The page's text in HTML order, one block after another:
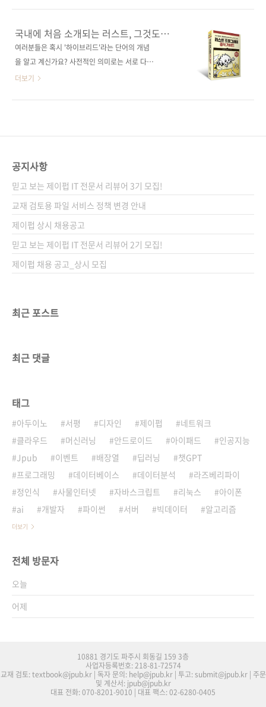
를 2018년 발표했지만, 이미 노드에 익숙해진
같습니다. 이런 상황에서 2021년 혜성처럼 등장
한 게 Bun입니다. 토막 상식: 번은 햄버거에서
볼 수 있는 둥그런 형태의 빵입니다. Bun..
국내 첫 러스트 공식 문서 도서구매 사이트(가나
다순)[교보문고] [도서11번가] [반디앤루니스]
[알라딘] [영풍문고] [예스이십사] [인터파크]
[구글북스] [리디북스] [알라딘] [예스이십사]
[인터파크] 출판사 제이펍원출판사 No Starch
국내에 처음 소개되는 러스트, 그것도
공식 가이드!
여러분들은 혹시 '하이브리드'라는 단어의 개념
을 알고 계신가요? 사전적인 의미로는 서로 다른
것의 장점을 결합하거나 부가가치를 더해 새로
(Mozilla)가 창안한 프로그래밍 언어로, 2012년
다. 원래는 C 및 C++ 등의 언어에서 발생하는 핵
심 보안 결함인 메모리 관련 버그를 방지하는 것
을 목적으로 개발되었습니다. 또한, 모질라는 러
스트를 성능, 병렬화, 메모리 안전에 중점을 둔
새로운 프로그래밍 언어라고 정의했습니다. 저
수준의..
더보기
공지사항
믿고 보는 제이펍 IT 전문서 리뷰어 3기 모집!
교재 검토용 파일 서비스 정책 변경 안내
제이펍 상시 채용공고
믿고 보는 제이펍 IT 전문서 리뷰어 2기 모집!
제이펍 채용 공고_상시 모집
최근 포스트
최근 댓글
태그
아두이노 서평 디자인 제이펍
네트워크
클라우드
머신러닝 안드로이드 아이패드
인공지능
Jpub
이벤트 배장열 딥러닝
챗GPT
프로그래밍
데이터베이스 데이터분석
라즈베리파이
정인식
사물인터넷 자바스크립트 리눅스
아이폰
ai
개발자 파이썬 서버 빅데이터 알고리즘
더보기
전체 방문자
오늘
어제
10881 경기도 파주시 회동길 159 3층
사업자등록번호: 218-81-72574
교재 검토: textbook@jpub.kr | 독자 문의: help@jpub.kr | 투고: submit@jpub.kr | 주문
및 계산서: jpub@jpub.kr
대표 전화: 070-8201-9010 | 대표 팩스: 02-6280-0405